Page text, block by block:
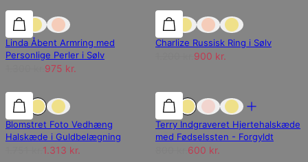
25% rabat 25% rabat
Linda Åbent Armring med
Personlige Perler i Sølv
975 kr.
25% rabat
Charlize Russisk Ring i Sølv
900 kr.
25% rabat 25% rabat
Blomstret Foto Vedhæng
Halskæde i Guldbelægning
1.313 kr.
25% rabat
Terry Indgraveret Hjertehalskæde
med Fødselssten - Forgyldt
600 kr.